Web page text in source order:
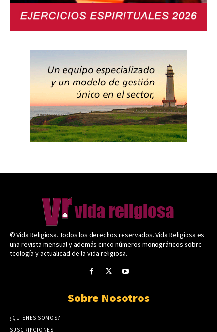
© Vida Religiosa. Todos los derechos reservados. Vida Religiosa es
una revista mensual y además cinco números monográficos sobre
teología y actualidad de la vida religiosa.
Sobre Nosotros
¿QUIÉNES SOMOS?
SUSCRIPCIONES